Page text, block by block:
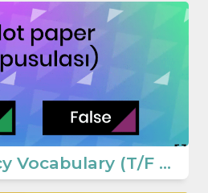
6.10 Democracy Vocabulary (T/F Game) (6. Sınıf İngilizce Oyun)